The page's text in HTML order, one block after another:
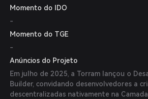
Momento do IDO
-
Momento do TGE
-
Anúncios do Projeto
Em julho de 2025, a Torram lançou o
Builder, convidando desenvolvedores a
descentralizadas nativamente na